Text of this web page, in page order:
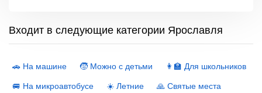
Входит в следующие категории Ярославля
🚗 На машине 🧒 Можно с детьми
👩‍🏫 Для школьников
🚐 На микроавтобусе
☀️ Летние
🙏 Святые места